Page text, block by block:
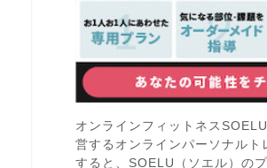
オンラインフィットネス
営するオンラインパーソナルト
すると、SOELU（ソエル）の